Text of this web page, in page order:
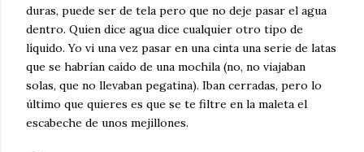
duras, puede ser de tela pero que no deje pasar el agua
dentro. Quien dice agua dice cualquier otro tipo de
líquido. Yo vi una vez pasar en una cinta una serie de latas
que se habrían caído de una mochila (no, no viajaban
solas, que no llevaban pegatina). Iban cerradas, pero lo
último que quieres es que se te filtre en la maleta el
escabeche de unos mejillones.